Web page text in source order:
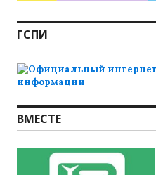
ГСПИ
ВМЕСТЕ